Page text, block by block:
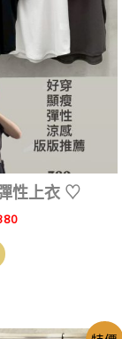
性上衣 ‎♡